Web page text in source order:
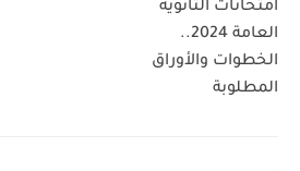
امتحانات الثانوية
العامة 2024..
الخطوات والأوراق
المطلوبة